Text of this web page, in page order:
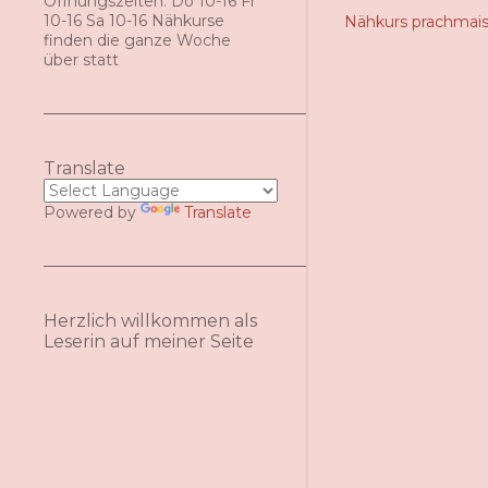
Nähkurs prachmais
10-16 Sa 10-16 Nähkurse
finden die ganze Woche
über statt
Translate
Powered by Translate
Herzlich willkommen als
Leserin auf meiner Seite